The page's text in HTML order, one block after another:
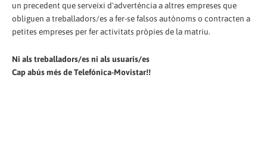
un precedent que serveixi d'advertència a altres empreses que
obliguen a treballadors/es a fer-se falsos autònoms o contracten a
petites empreses per fer activitats pròpies de la matriu.
Ni als treballadors/es ni als usuaris/es
Cap abús més de Telefónica-Movistar!!